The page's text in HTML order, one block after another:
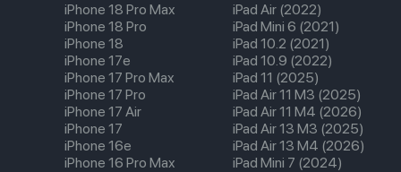
iPhone 18 Pro Max
iPhone 18 Pro
iPhone 18
iPhone 17e
iPhone 17 Pro Max
iPhone 17 Pro
iPhone 17 Air
iPhone 17
iPhone 16e
iPhone 16 Pro Max
iPad Air (2022)
iPad Mini 6 (2021)
iPad 10.2 (2021)
iPad 10.9 (2022)
iPad 11 (2025)
iPad Air 11 M3 (2025)
iPad Air 11 M4 (2026)
iPad Air 13 M3 (2025)
iPad Air 13 M4 (2026)
iPad Mini 7 (2024)